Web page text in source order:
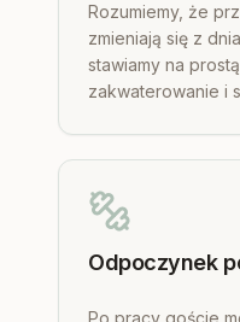
Rozumiemy, że
zmieniają się z
stawiamy na
zakwaterowanie i
Odpoczynek
Po pracy goście